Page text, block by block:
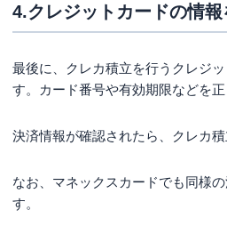
4.クレジットカードの情
最後に、クレカ積立を行うクレジ
す。カード番号や有効期限などを正
決済情報が確認されたら、クレカ積
なお、マネックスカードでも同様
す。